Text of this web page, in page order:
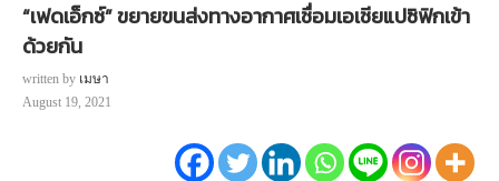
“เฟดเอ็กซ์” ขยายขนส่งทางอากาศเชื่อมเอเชียแปซิฟิกเข้า
ด้วยกัน
written by เมษา
August 19, 2021